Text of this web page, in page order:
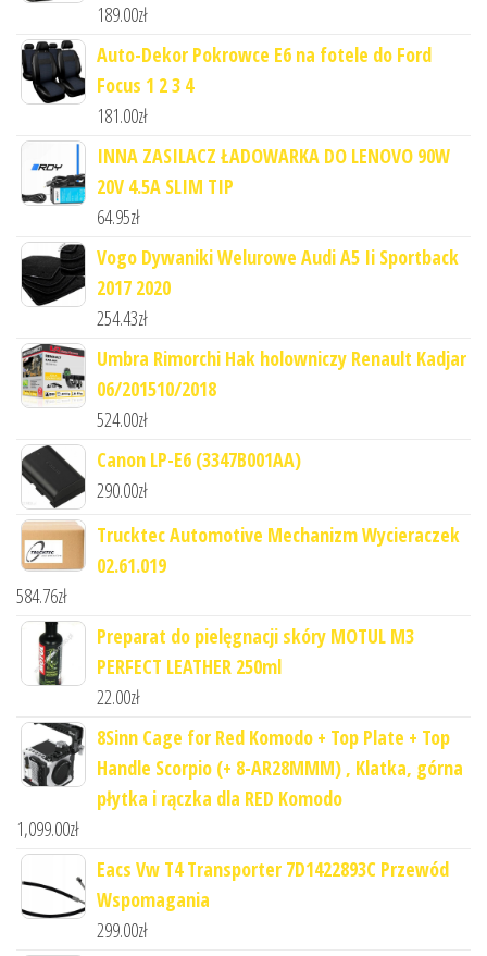
189.00zł
Auto-Dekor Pokrowce E6 na fotele do Ford
Focus 1 2 3 4
181.00zł
INNA ZASILACZ ŁADOWARKA DO LENOVO 90W
20V 4.5A SLIM TIP
64.95zł
Vogo Dywaniki Welurowe Audi A5 Ii Sportback
2017 2020
254.43zł
Umbra Rimorchi Hak holowniczy Renault Kadjar
06/201510/2018
524.00zł
Canon LP-E6 (3347B001AA)
290.00zł
Trucktec Automotive Mechanizm Wycieraczek
02.61.019
584.76zł
Preparat do pielęgnacji skóry MOTUL M3
PERFECT LEATHER 250ml
22.00zł
8Sinn Cage for Red Komodo + Top Plate + Top
Handle Scorpio (+ 8-AR28MMM) , Klatka, górna
płytka i rączka dla RED Komodo
1,099.00zł
Eacs Vw T4 Transporter 7D1422893C Przewód
Wspomagania
299.00zł